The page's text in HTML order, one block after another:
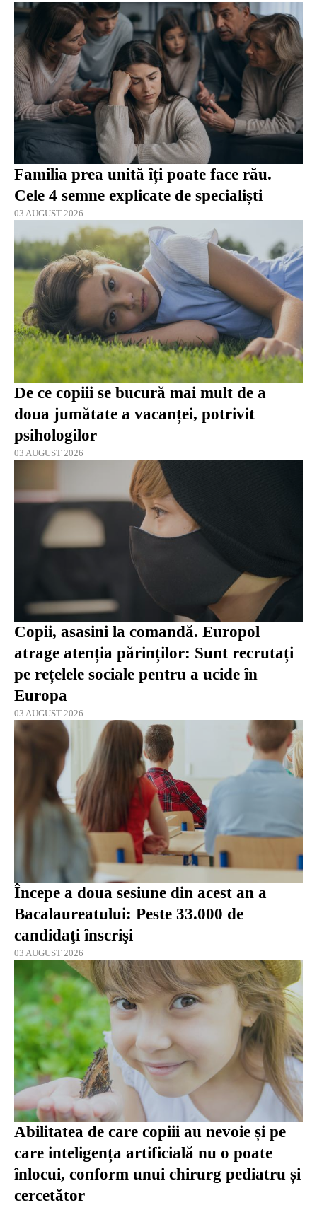
Familia prea unită îți poate face rău.
Cele 4 semne explicate de specialiști
03 AUGUST 2026
De ce copiii se bucură mai mult de a
doua jumătate a vacanței, potrivit
psihologilor
03 AUGUST 2026
Copii, asasini la comandă. Europol
atrage atenția părinților: Sunt recrutați
pe rețelele sociale pentru a ucide în
Europa
03 AUGUST 2026
Începe a doua sesiune din acest an a
Bacalaureatului: Peste 33.000 de
candidaţi înscrişi
03 AUGUST 2026
Abilitatea de care copiii au nevoie și pe
care inteligența artificială nu o poate
înlocui, conform unui chirurg pediatru și
cercetător